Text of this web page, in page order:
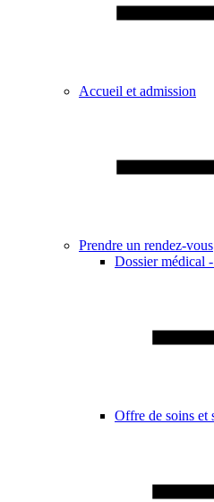
Accueil et admission
Prendre un rendez-vous
Dossier médical
Offre de soins et